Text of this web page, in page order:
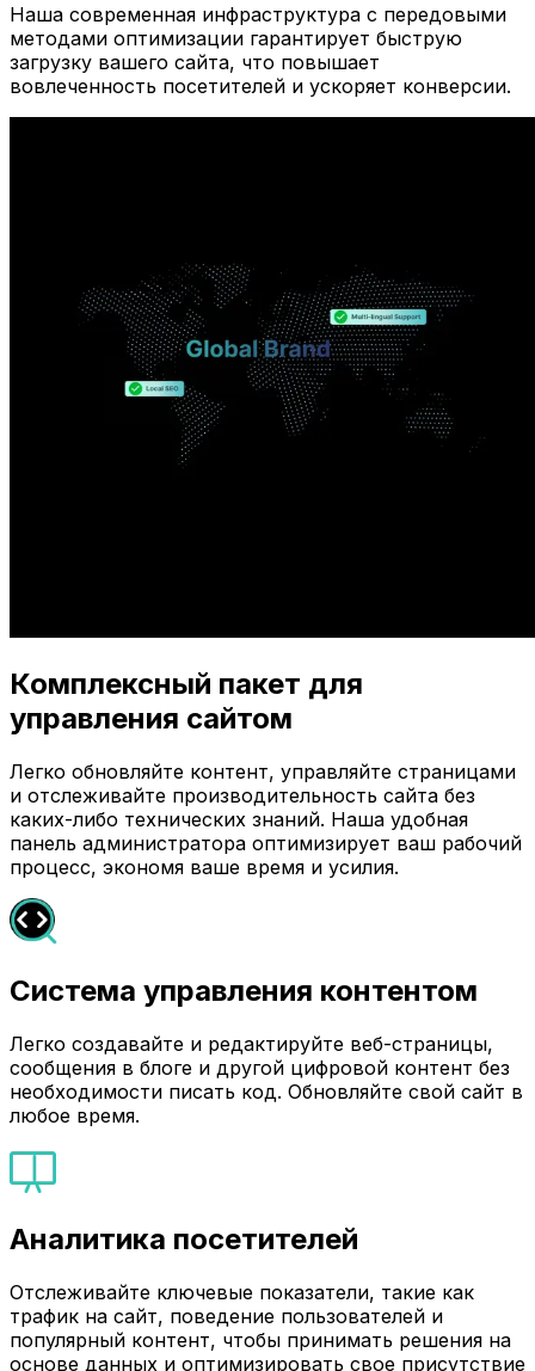
Наша современная инфраструктура с передовыми
методами оптимизации гарантирует быструю
загрузку вашего сайта, что повышает
вовлеченность посетителей и ускоряет конверсии.
Комплексный пакет для
управления сайтом
Легко обновляйте контент, управляйте страницами
и отслеживайте производительность сайта без
каких-либо технических знаний. Наша удобная
панель администратора оптимизирует ваш рабочий
процесс, экономя ваше время и усилия.
Система управления контентом
Легко создавайте и редактируйте веб-страницы,
сообщения в блоге и другой цифровой контент без
необходимости писать код. Обновляйте свой сайт в
любое время.
Аналитика посетителей
Отслеживайте ключевые показатели, такие как
трафик на сайт, поведение пользователей и
популярный контент, чтобы принимать решения на
основе данных и оптимизировать свое присутствие